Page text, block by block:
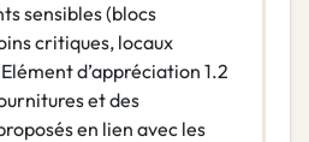
sensibles (blocs
critiques, locaux
d’appréciation 1.2
et des
en lien avec les